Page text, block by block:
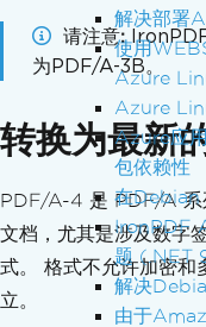
解决部署
使用
Azure
Azure
Azure应
包依赖性
在Debian
IronPDF
题 (.NET
解决
由于
请注意
为PDF/A-3B。
转换为最新
PDF/A-4 是 PDF/A 系
文档，尤其是涉及数字
式。 格式不允许加密和
立。